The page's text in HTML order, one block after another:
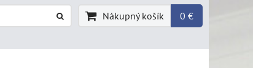
Nákupný košík 0 €